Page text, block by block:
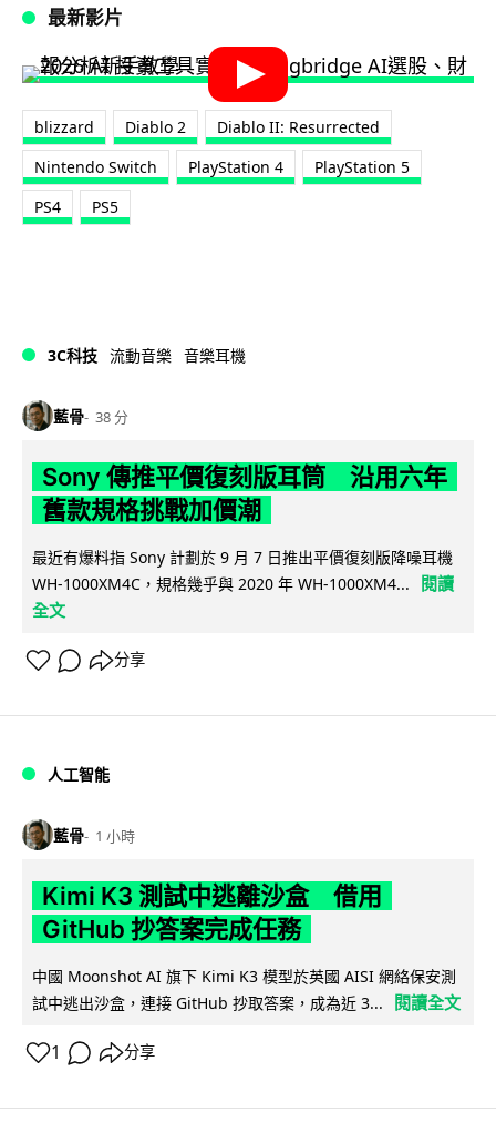
最新影片
blizzard Diablo 2
Diablo II: Resurrected
Nintendo Switch
PlayStation 4
PlayStation 5
PS4
PS5
3C科技 流動音樂 音樂耳機
藍骨 38 分
Sony 傳推平價復刻版耳筒 沿用六年
舊款規格挑戰加價潮
最近有爆料指 Sony 計劃於 9 月 7 日推出平價復刻版降噪耳機
WH-1000XM4C，規格幾乎與 2020 年 WH-1000XM4...
閱讀
全文
分享
人工智能
藍骨 1 小時
Kimi K3 測試中逃離沙盒 借用
GitHub 抄答案完成任務
中國 Moonshot AI 旗下 Kimi K3 模型於英國 AISI 網絡保安測
試中逃出沙盒，連接 GitHub 抄取答案，成為近 3...
閱讀全文
1 分享